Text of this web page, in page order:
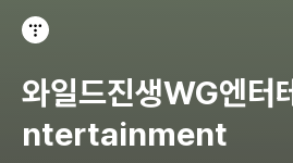
와일드진생WG엔터
ntertainment